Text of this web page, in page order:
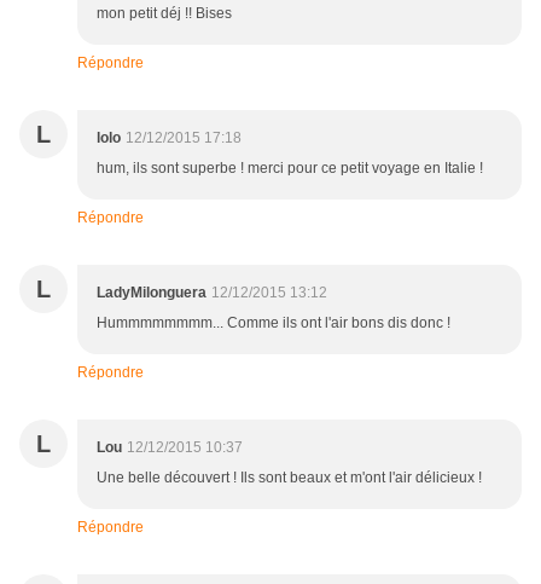
mon petit déj !! Bises
Répondre
L lolo 12/12/2015 17:18
hum, ils sont superbe ! merci pour ce petit voyage en Italie !
Répondre
L LadyMilonguera 12/12/2015 13:12
Hummmmmmmm... Comme ils ont l'air bons dis donc !
Répondre
L Lou 12/12/2015 10:37
Une belle découvert ! Ils sont beaux et m'ont l'air délicieux !
Répondre